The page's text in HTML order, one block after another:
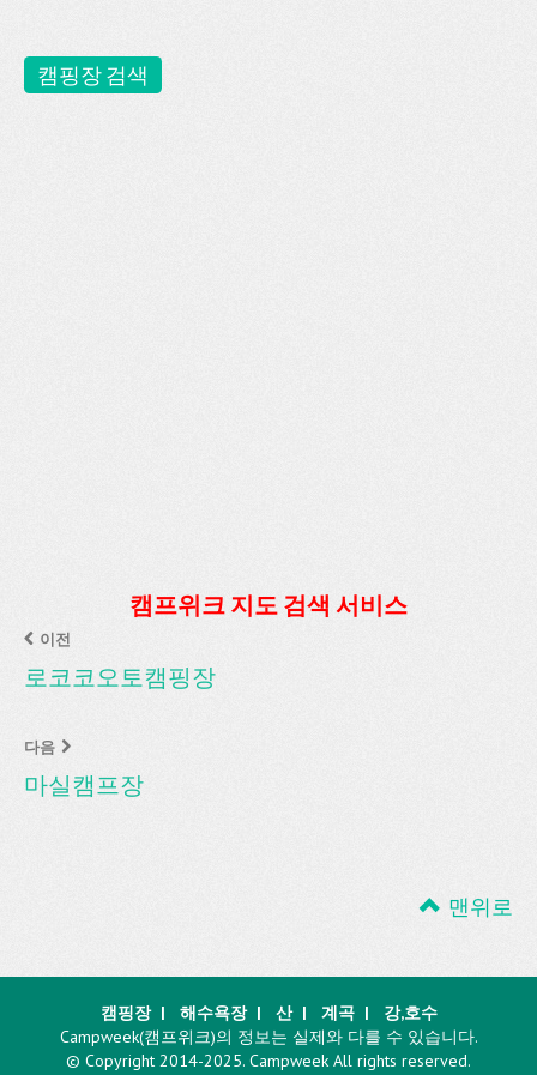
캠핑장 검색
캠프위크 지도 검색 서비스
이전
로코코오토캠핑장
다음
마실캠프장
맨위로
캠핑장| 해수욕장| 산| 계곡|
강,호수
Campweek(캠프위크)의 정보는 실제와 다를 수 있습니다.
© Copyright 2014-2025. Campweek All rights reserved.